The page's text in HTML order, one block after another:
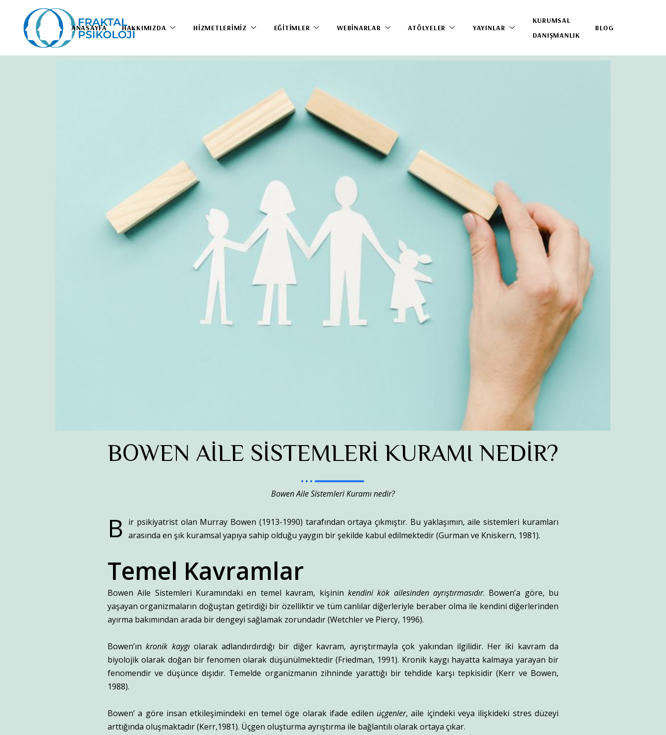
ANASAYFA HAKKIMIZDA HIZMETLERIMIZ EĞITIMLER WEBINARLAR ATÖLYELER YAYINLAR
KURUMSAL
DANIŞMANLIK
BLOG
BOWEN AİLE SİSTEMLERİ KURAMI NEDİR?
Bowen Aile Sistemleri Kuramı nedir?
B ir psikiyatrist olan Murray Bowen (1913-1990) tarafından ortaya çıkmıştır. Bu yaklaşımın, aile sistemleri kuramları
arasında en şık kuramsal yapıya sahip olduğu yaygın bir şekilde kabul edilmektedir (Gurman ve Kniskern, 1981).
Temel Kavramlar
Bowen Aile Sistemleri Kuramındaki en temel kavram, kişinin kendini kök ailesinden ayrıştırmasıdır. Bowen’a göre, bu
yaşayan organizmaların doğuştan getirdiği bir özelliktir ve tüm canlılar diğerleriyle beraber olma ile kendini diğerlerinden
ayırma bakımından arada bir dengeyi sağlamak zorundadır (Wetchler ve Piercy, 1996).
Bowen’ınkronik kaygıolarak adlandırdırdığı bir diğer kavram, ayrıştırmayla çok yakından ilgilidir. Her iki kavram da
biyolojik olarak doğan bir fenomen olarak düşünülmektedir (Friedman, 1991). Kronik kaygı hayatta kalmaya yarayan bir
fenomendir ve düşünce dışıdır. Temelde organizmanın zihninde yarattığı bir tehdide karşı tepkisidir (Kerr ve Bowen,
1988).
Bowen’ a göre insan etkileşimindeki en temel öge olarak ifade edilen üçgenler, aile içindeki veya ilişkideki stres düzeyi
arttığında oluşmaktadır (Kerr,1981). Üçgen oluşturma ayrıştırma ile bağlantılı olarak ortaya çıkar.